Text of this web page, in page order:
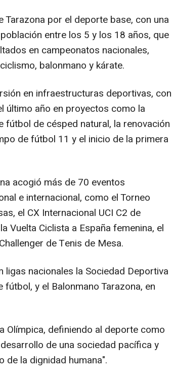
por el deporte base, con una
entre los 5 y los 18 años, que
en campeonatos nacionales,
balonmano y kárate.
en infraestructuras deportivas, con
último año en proyectos como la
de césped natural, la renovación
de fútbol 11 y el inicio de la primera
acogió más de 70 eventos
e internacional, como el Torneo
el CX Internacional UCI C2 de
Vuelta Ciclista a España femenina, el
de Tenis de Mesa.
ligas nacionales la Sociedad Deportiva
y el Balonmano Tarazona, en
Olímpica, definiendo al deporte como
de una sociedad pacífica y
de la dignidad humana".